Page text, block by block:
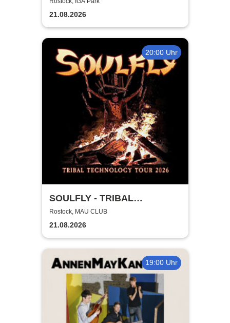
21.08.2026
20:00 Uhr
SOULFLY - TRIBAL
TECHNOLOGY TOUR 2026
Rostock, MAU CLUB
21.08.2026
19:00 Uhr